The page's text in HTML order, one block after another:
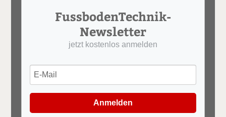
FussbodenTechnik-
Newsletter
jetzt kostenlos anmelden
Anmelden